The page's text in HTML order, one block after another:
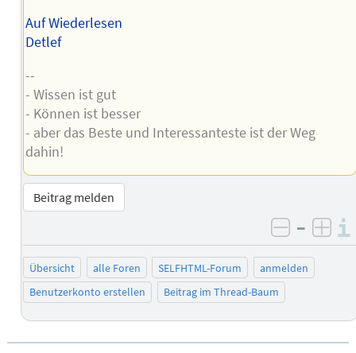
Auf Wiederlesen
Detlef
--
- Wissen ist gut
- Können ist besser
- aber das Beste und Interessanteste ist der Weg
dahin!
Beitrag melden
negativ
–
Übersicht alle Foren SELFHTML-Forum
anmelden
Benutzerkonto erstellen
Beitrag im Thread-Baum